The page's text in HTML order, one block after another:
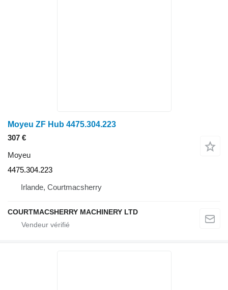
Moyeu ZF Hub 4475.304.223
307 €
Moyeu
4475.304.223
Irlande, Courtmacsherry
COURTMACSHERRY MACHINERY LTD